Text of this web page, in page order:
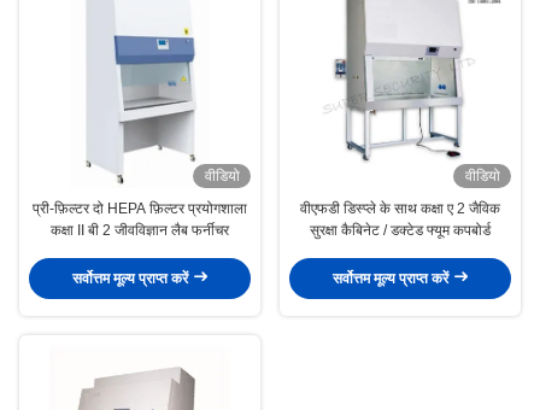
वीडियो
प्री-फ़िल्टर दो HEPA फ़िल्टर प्रयोगशाला
कक्षा II बी 2 जीवविज्ञान लैब फर्नीचर
सर्वोत्तम मूल्य प्राप्त करें
वीडियो
वीएफडी डिस्प्ले के साथ कक्षा ए 2 जैविक
सुरक्षा कैबिनेट / डक्टेड फ्यूम कपबोर्ड
सर्वोत्तम मूल्य प्राप्त करें